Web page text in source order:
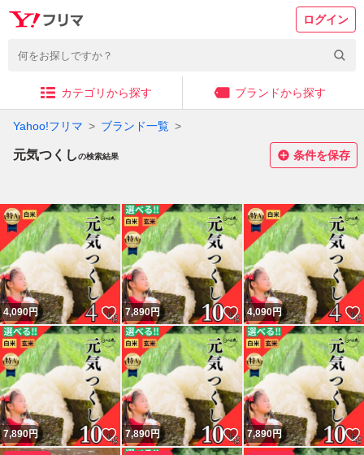
ログイン
カテゴリから探す ブランドから探す
Yahoo!フリマ ブランド一覧
元気つくしの検索結果 条件を保存
4,090円 いいね！
7,890円 いいね！
4,090円
7,890円 いいね！
7,890円 いいね！
7,890円